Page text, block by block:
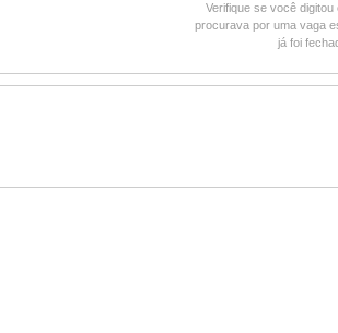
Verifique se você
procurava por uma vaga
já foi